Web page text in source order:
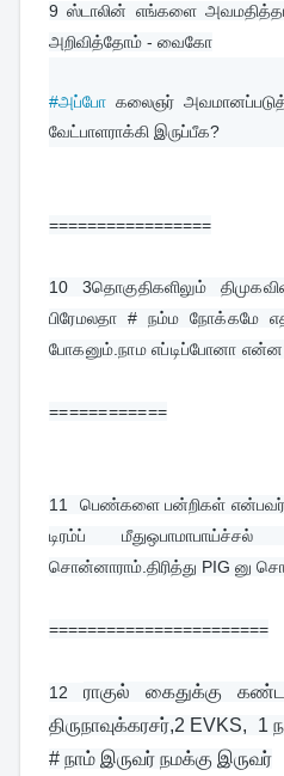
9 ஸ்டாலின் எங்களை
அறிவித்தோம் - வைகோ
#அப்போ கலைஞர்
வேட்பாளராக்கி இருப்பீக?
=================
10 3தொகுதிகளிலும்
பிரேமலதா # நம்ம நோக்கமே
போகனும்.நாம எப்டிப்போனா
============
11 பெண்களை பன்றிகள் என்பவர்
டிரம்ப்
சொன்னாராம்.திரித்து PIG னு
=======================
12 ராகுல் கைதுக்கு
திருநாவுக்கரசர்,2 EVKS,  1
# நாம் இருவர் நமக்கு இருவர்